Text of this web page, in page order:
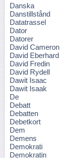
Danska
Danstillstånd
Datatrassel
Dator
Datorer
David Cameron
David Eberhard
David Fredin
David Rydell
Dawit Isaac
Dawit Isaak
De
Debatt
Debatten
Debetkort
Dem
Demens
Demokrati
Demokratin